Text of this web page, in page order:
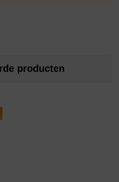
producten